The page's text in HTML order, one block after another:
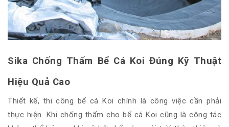
Sika Chống Thấm Bể Cá Koi Đúng Kỹ Thuật
Hiệu Quả Cao
Thiết kế, thi công bể cá Koi chính là công việc cần phải
thực hiện. Khi chống thấm cho bể cá Koi cũng là công tác